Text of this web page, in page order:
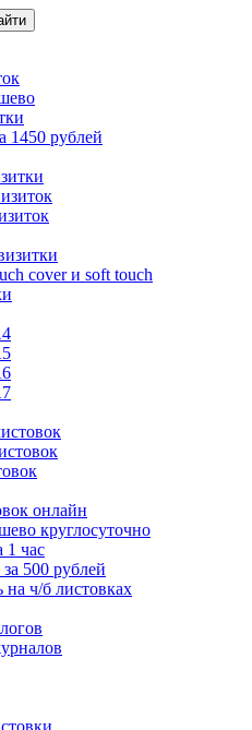
1450 рублей
cover и soft touch
онлайн
круглосуточно
1 час
500 рублей
на ч/б листовках